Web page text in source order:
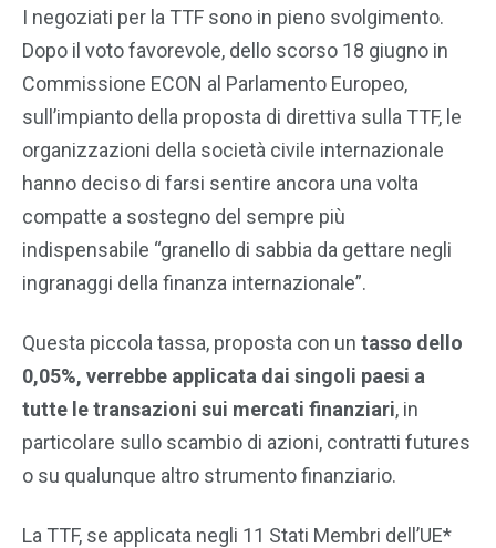
I negoziati per la TTF sono in pieno svolgimento.
Dopo il voto favorevole, dello scorso 18 giugno in
Commissione ECON al Parlamento Europeo,
sull’impianto della proposta di direttiva sulla TTF, le
organizzazioni della società civile internazionale
hanno deciso di farsi sentire ancora una volta
compatte a sostegno del sempre più
indispensabile “granello di sabbia da gettare negli
ingranaggi della finanza internazionale”.
Questa piccola tassa, proposta con un tasso dello
0,05%, verrebbe applicata dai singoli paesi a
tutte le transazioni sui mercati finanziari, in
particolare sullo scambio di azioni, contratti futures
o su qualunque altro strumento finanziario.
La TTF, se applicata negli 11 Stati Membri dell’UE*